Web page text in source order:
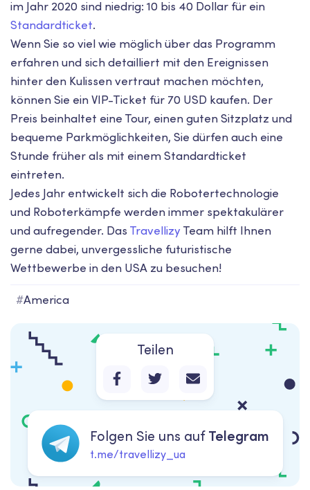
im Jahr 2020 sind niedrig: 10 bis 40 Dollar für ein
Standardticket.
Wenn Sie so viel wie möglich über das Programm
erfahren und sich detailliert mit den Ereignissen
hinter den Kulissen vertraut machen möchten,
können Sie ein VIP-Ticket für 70 USD kaufen. Der
Preis beinhaltet eine Tour, einen guten Sitzplatz und
bequeme Parkmöglichkeiten, Sie dürfen auch eine
Stunde früher als mit einem Standardticket
eintreten.
Jedes Jahr entwickelt sich die Robotertechnologie
und Roboterkämpfe werden immer spektakulärer
und aufregender. Das Travellizy Team hilft Ihnen
gerne dabei, unvergessliche futuristische
Wettbewerbe in den USA zu besuchen!
#America
Teilen
Folgen Sie uns aufTelegram
t.me/travellizy_ua